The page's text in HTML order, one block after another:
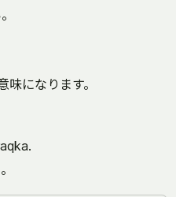
になります。